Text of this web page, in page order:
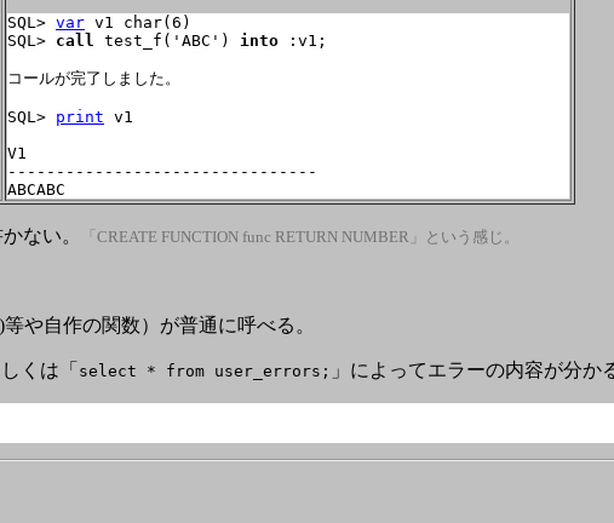
SQL> var v1 char(6)
SQL> call test_f('ABC') into :v1;
コールが完了しました。
SQL> print v1
V1
--------------------------------
ABCABC
ない。 「CREATE FUNCTION func RETURN NUMBER」という感じ。
や自作の関数）が普通に呼べる。
くは「 select * from user_errors; 」によってエラーの内容が分か